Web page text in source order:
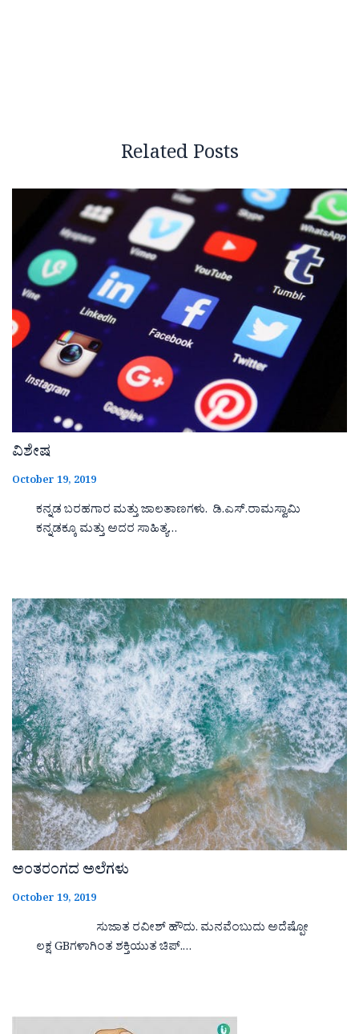
Related Posts
ವಿಶೇಷ
October 19, 2019
ಕನ್ನಡ ಬರಹಗಾರ ಮತ್ತು ಜಾಲತಾಣಗಳು. ಡಿ.ಎಸ್.ರಾಮಸ್ವಾಮಿ
ಕನ್ನಡಕ್ಕೂ ಮತ್ತು ಅದರ ಸಾಹಿತ್ಯ…
ಅಂತರಂಗದ ಅಲೆಗಳು
October 19, 2019
ಸುಜಾತ ರವೀಶ್ ಹೌದು. ಮನವೆಂಬುದು ಅದೆಷ್ಪೋ
ಲಕ್ಷ GBಗಳಾಗಿಂತ ಶಕ್ತಿಯುತ ಚಿಪ್.…